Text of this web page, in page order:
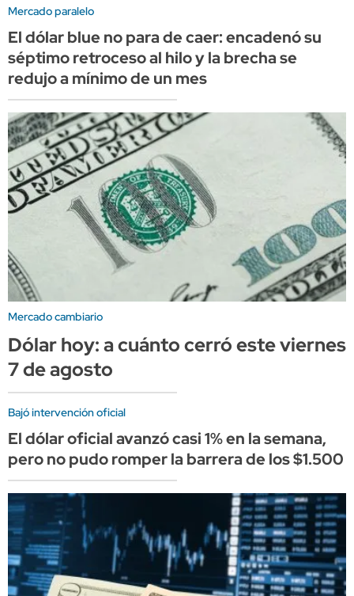
Mercado paralelo
El dólar blue no para de caer: encadenó su
séptimo retroceso al hilo y la brecha se
redujo a mínimo de un mes
Mercado cambiario
Dólar hoy: a cuánto cerró este viernes
7 de agosto
Bajó intervención oficial
El dólar oficial avanzó casi 1% en la semana,
pero no pudo romper la barrera de los $1.500